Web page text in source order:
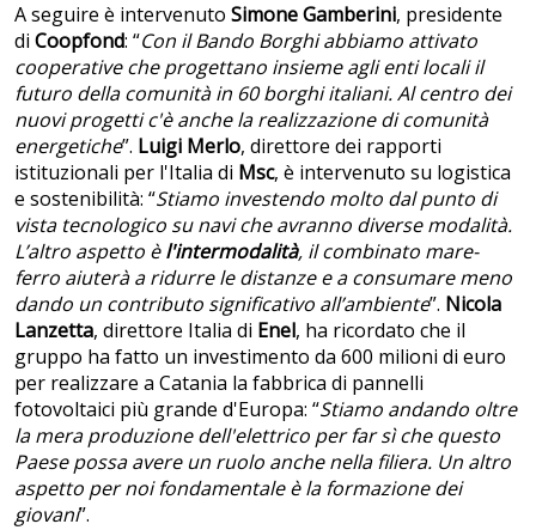
A seguire è intervenuto Simone Gamberini, presidente
di Coopfond: “Con il Bando Borghi abbiamo attivato
cooperative che progettano insieme agli enti locali il
futuro della comunità in 60 borghi italiani. Al centro dei
nuovi progetti c'è anche la realizzazione di comunità
energetiche”. Luigi Merlo, direttore dei rapporti
istituzionali per l'Italia di Msc, è intervenuto su logistica
e sostenibilità: “Stiamo investendo molto dal punto di
vista tecnologico su navi che avranno diverse modalità.
L’altro aspetto èl'intermodalità, il combinato mare-
ferro aiuterà a ridurre le distanze e a consumare meno
dando un contributo significativo all’ambiente”. Nicola
Lanzetta, direttore Italia di Enel, ha ricordato che il
gruppo ha fatto un investimento da 600 milioni di euro
per realizzare a Catania la fabbrica di pannelli
fotovoltaici più grande d'Europa: “Stiamo andando oltre
la mera produzione dell'elettrico per far sì che questo
Paese possa avere un ruolo anche nella filiera. Un altro
aspetto per noi fondamentale è la formazione dei
giovani”.